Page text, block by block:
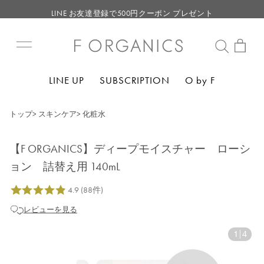
LINE お友達登録で500円クーポン プレゼント
【重要】お盆期間中のお問い合わせと商品配送に関しまして
LINE お友達登録で500円クーポン プレゼント
LINE UP SUBSCRIPTION O by F
トップ> スキンケア> 化粧水
【F ORGANICS】ディープモイスチャー ローシ
ョン 詰替え用 140mL
レビューを見る
1 4